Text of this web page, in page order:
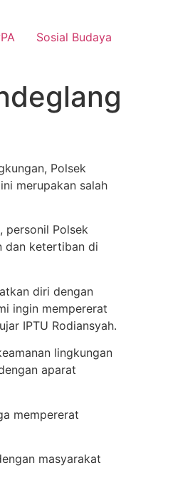
Sosial Budaya
Polsek
merupakan salah
personil Polsek
dan ketertiban di
diri dengan
ingin mempererat
IPTU Rodiansyah.
lingkungan
aparat
mempererat
masyarakat